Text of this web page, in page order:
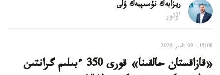
ريزابەك نۇسىپبەك ۇلى
اۆتور
15:08, 09 تامىز 2026
«قازاقستان حالقىنا» قورى 350 ءبىلىم گرانتىن